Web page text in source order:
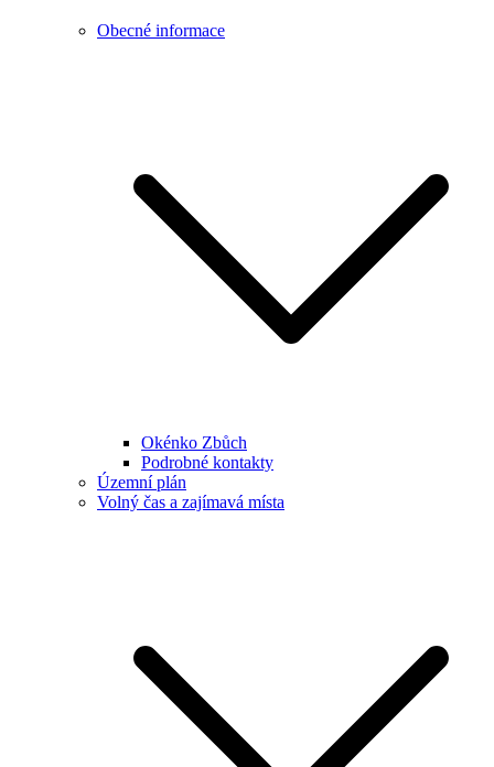
Obecné informace
Okénko Zbůch
Podrobné kontakty
Územní plán
Volný čas a zajímavá místa